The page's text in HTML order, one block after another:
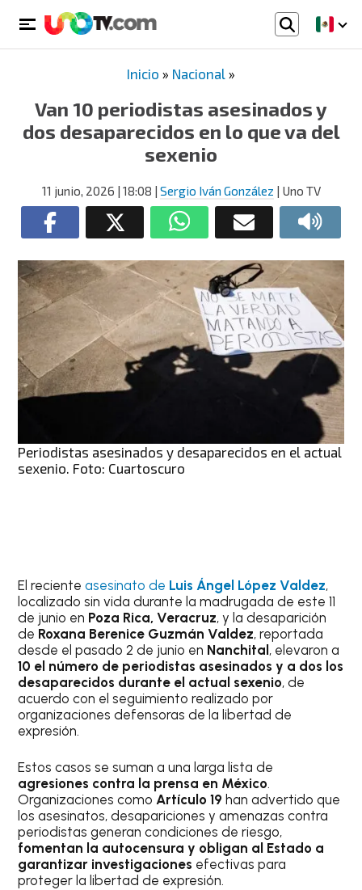
Inicio » Nacional »
Van 10 periodistas asesinados y
dos desaparecidos en lo que va del
sexenio
11 junio, 2026 | 18:08 | Sergio Iván González | Uno TV
Periodistas asesinados y desaparecidos en el actual
sexenio. Foto: Cuartoscuro
El recienteasesinato de Luis Ángel López Valdez,
localizado sin vida durante la madrugada de este 11
de junio en Poza Rica, Veracruz, y la desaparición
de Roxana Berenice Guzmán Valdez, reportada
desde el pasado 2 de junio en Nanchital, elevaron a
10 el número de periodistas asesinados y a dos los
desaparecidos durante el actual sexenio, de
acuerdo con el seguimiento realizado por
organizaciones defensoras de la libertad de
expresión.
Estos casos se suman a una larga lista de
agresiones contra la prensa en México.
Organizaciones comoArtículo 19 han advertido que
los asesinatos, desapariciones y amenazas contra
periodistas generan condiciones de riesgo,
fomentan la autocensura y obligan al Estado a
garantizar investigaciones efectivas para
proteger la libertad de expresión.